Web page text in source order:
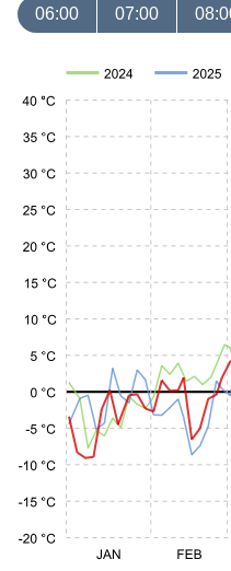
06:00 07:00